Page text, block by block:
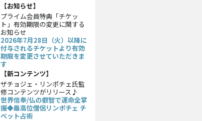
【お知らせ】
プライム会員特典「チケッ
ト」有効期限の変更に関する
お知らせ
2026年7月28日（火）以降に
付与されるチケットより有効
期限を変更させていただきま
す
【新コンテンツ】
ザチョジェ・リンポチェ氏監
修コンテンツがリリース♪
世界信奉/仏の叡智で運命全掌
握◆最高位僧侶リンポチェ チ
ベット占術